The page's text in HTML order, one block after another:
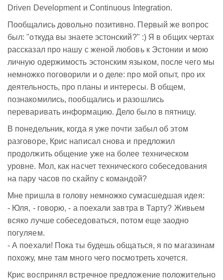
Driven Development и Continuous Integration.
Пообщались довольно позитивно. Первый же вопрос
был: "откуда вы знаете эстонский?" :) Я в общих чертах
рассказал про нашу с женой любовь к Эстонии и мою
личную одержимость эстонским языком, после чего мы
немножко поговорили и о деле: про мой опыт, про их
деятельность, про планы и интересы. В общем,
познакомились, пообщались и разошлись
переваривать информацию. Дело было в пятницу.
В понедельник, когда я уже почти забыл об этом
разговоре, Крис написал снова и предложил
продолжить общение уже на более техническом
уровне. Мол, как насчет технического собеседования
на пару часов по скайпу с командой?
Мне пришла в голову немножко сумасшедшая идея:
- Юля, - говорю, - а поехали завтра в Тарту? Живьем
всяко лучше собеседоваться, потом еще заодно
погуляем.
- А поехали! Пока ты будешь общаться, я по магазинам
похожу, мне там много чего посмотреть хочется.
Крис воспринял встречное предложение положительно